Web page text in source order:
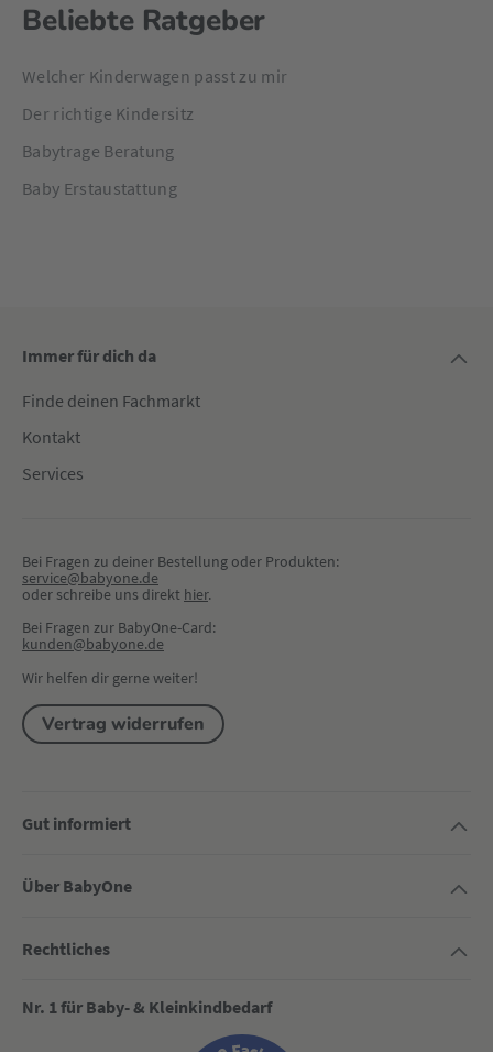
Beliebte Ratgeber
Welcher Kinderwagen passt zu mir
Der richtige Kindersitz
Babytrage Beratung
Baby Erstaustattung
Immer für dich da
Finde deinen Fachmarkt
Kontakt
Services
Bei Fragen zu deiner Bestellung oder Produkten:
service@babyone.de
oder schreibe uns direkt hier.
Bei Fragen zur BabyOne-Card:
kunden@babyone.de
Wir helfen dir gerne weiter!
Vertrag widerrufen
Gut informiert
Über BabyOne
Rechtliches
Nr. 1 für Baby- & Kleinkindbedarf